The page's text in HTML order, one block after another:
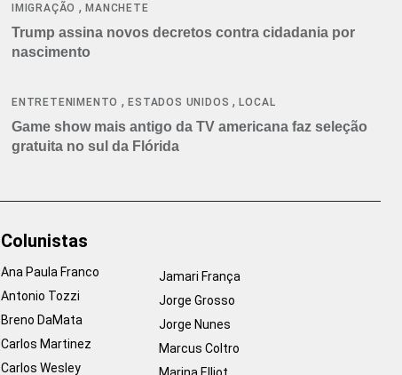
IMIGRAÇÃO ,MANCHETE
Trump assina novos decretos contra cidadania por
nascimento
ENTRETENIMENTO ,ESTADOS UNIDOS ,LOCAL
Game show mais antigo da TV americana faz seleção
gratuita no sul da Flórida
Colunistas
Ana Paula Franco
Antonio Tozzi
Breno DaMata
Carlos Martinez
Carlos Wesley
Jamari França
Jorge Grosso
Jorge Nunes
Marcus Coltro